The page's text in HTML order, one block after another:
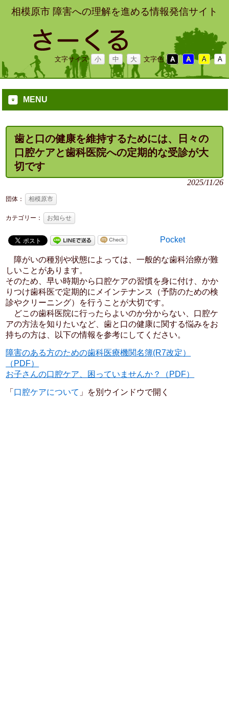
相模原市 障害への理解を進める情報発信サイト
文字サイズ 小 中 大 文字色 A A A A
MENU
歯と口の健康を維持するためには、日々の
口腔ケアと歯科医院への定期的な受診が大
切です
2025/11/26
団体： 相模原市
カテゴリー： お知らせ
Pocket
障がいの種別や状態によっては、一般的な歯科治療が難
しいことがあります。
そのため、早い時期から口腔ケアの習慣を身に付け、かか
りつけ歯科医で定期的にメインテナンス（予防のための検
診やクリーニング）を行うことが大切です。
どこの歯科医院に行ったらよいのか分からない、口腔ケ
アの方法を知りたいなど、歯と口の健康に関する悩みをお
持ちの方は、以下の情報を参考にしてください。
障害のある方のための歯科医療機関名簿(R7改定）
（PDF）
お子さんの口腔ケア、困っていませんか？（PDF）
「 口腔ケアについて 」を別ウインドウで開く